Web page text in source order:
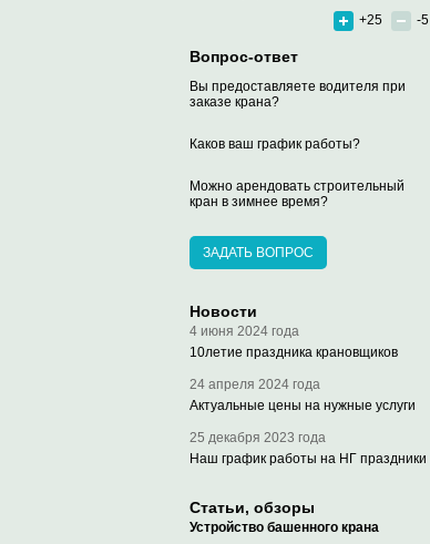
+25
-5
Вопрос-ответ
Вы предоставляете водителя при
заказе крана?
Каков ваш график работы?
Можно арендовать строительный
кран в зимнее время?
ЗАДАТЬ ВОПРОС
Новости
4 июня 2024 года
10летие праздника крановщиков
24 апреля 2024 года
Актуальные цены на нужные услуги
25 декабря 2023 года
Наш график работы на НГ праздники
Статьи, обзоры
Устройство башенного крана